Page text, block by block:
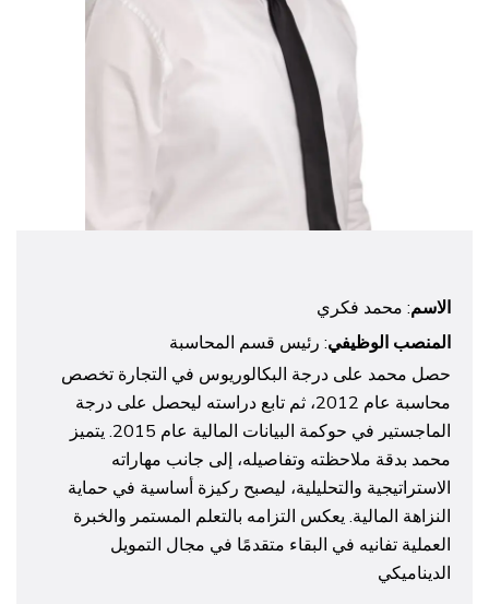
الاسم: محمد فكري
المنصب الوظيفي: رئيس قسم المحاسبة
حصل محمد على درجة البكالوريوس في التجارة تخصص
محاسبة عام 2012، ثم تابع دراسته ليحصل على درجة
الماجستير في حوكمة البيانات المالية عام 2015. يتميز
محمد بدقة ملاحظته وتفاصيله، إلى جانب مهاراته
الاستراتيجية والتحليلية، ليصبح ركيزة أساسية في حماية
النزاهة المالية. يعكس التزامه بالتعلم المستمر والخبرة
العملية تفانيه في البقاء متقدمًا في مجال التمويل
الديناميكي